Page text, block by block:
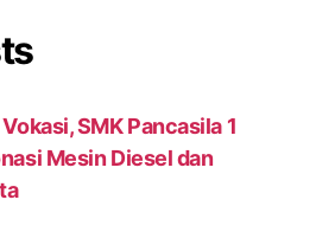
SMK Pancasila 1
Mesin Diesel dan